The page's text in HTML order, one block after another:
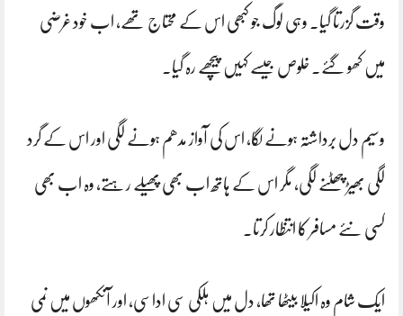
وقت گزرتا گیا۔ وہی لوگ جو کبھی اس کے محتاج تھے، اب خود غرضی
میں کھو گئے۔ خلوص جیسے کہیں پیچھے رہ گیا۔
وسیم دل برداشتہ ہونے لگا، اس کی آواز مدھم ہونے لگی اور اس کے گرد
لگی بھیڑ چھٹنے لگی، مگر اس کے ہاتھ اب بھی پھیلے رہتے، وہ اب بھی
کسی نئے مسافر کا انتظار کرتا۔
ایک شام وہ اکیلا بیٹھا تھا، دل میں ہلکی سی اداسی، اور آنکھوں میں نمی